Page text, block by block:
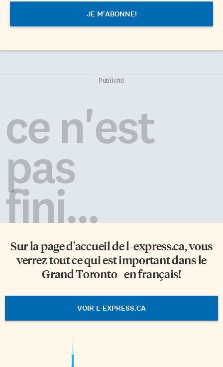
Publicité
ce n'est
pas
fini...
Sur la page d'accueil del-express.ca, vous
verrez tout ce qui est important dans le
Grand Toronto - en français!
VOIR L-EXPRESS.CA